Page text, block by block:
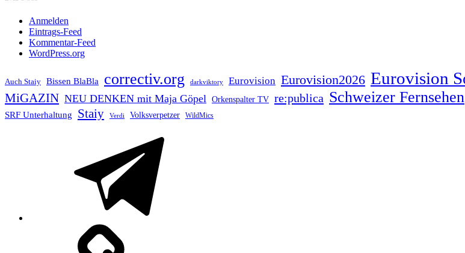
Anmelden
Eintrags-Feed
Kommentar-Feed
WordPress.org
Auch Staiy Bissen BlaBla correctiv.org darkviktory Eurovision Eurovision2026 Eurovision
MiGAZIN NEU DENKEN mit Maja Göpel Orkenspalter TV re:publica Schweizer Fernsehen
SRF Unterhaltung Staiy Verdi Volksverpetzer WildMics